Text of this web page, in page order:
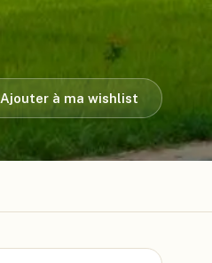
Ajouter à ma wishlist